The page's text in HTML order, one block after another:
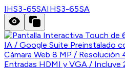
IHS3-65SAIHS3-65SA